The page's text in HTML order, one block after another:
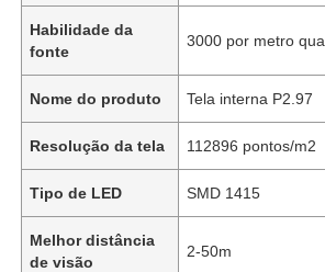
Habilidade da
fonte
3000 por metro
Nome do produto Tela interna P2.97
Resolução da tela 112896 pontos/m2
Tipo de LED SMD 1415
Melhor distância
de visão
2-50m